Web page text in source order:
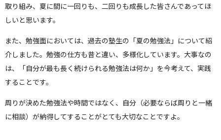
取り組み、夏に間に一回りも、二回りも成長した皆さんであってほ
しいと思います。
また、勉強面においては、過去の塾生の「夏の勉強法」について紹
介しました。勉強の仕方も昔と違い、多様化しています。大事なの
は、「自分が最も長く続けられる勉強法は何か」を今考えて、実践
することです。
周りが決めた勉強法や時間ではなく、自分（必要ならば周りと一緒
に相談）が納得してすることがとても大切なことですよ。